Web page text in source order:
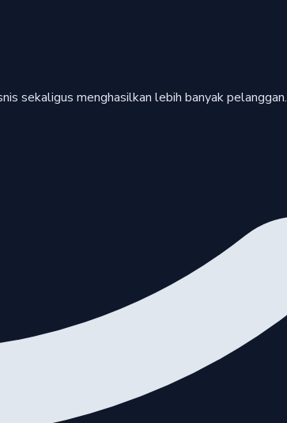
sekaligus menghasilkan lebih banyak pelanggan.